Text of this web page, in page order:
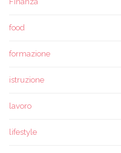
food
formazione
istruzione
lavoro
lifestyle